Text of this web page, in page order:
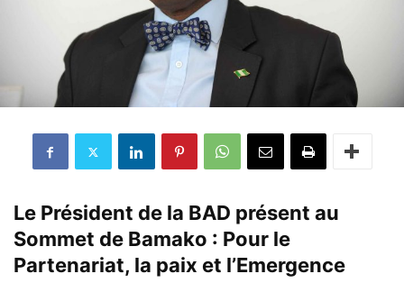
Le Président de la BAD présent au
Sommet de Bamako : Pour le
Partenariat, la paix et l’Emergence